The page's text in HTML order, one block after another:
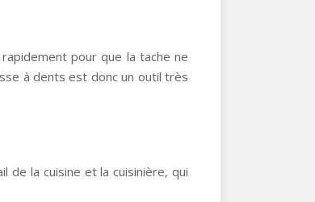
pour que la tache ne
à dents est donc un outil très
la cuisine et la cuisinière, qui